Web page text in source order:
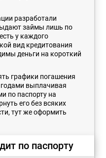
разработали
займы лишь по
у каждого
вид кредитования
деньги на короткий
графики погашения
выплачивая
по паспорту на
его без всяких
тут же оформить
по паспорту